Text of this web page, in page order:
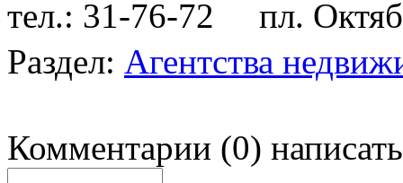
тел.: 31-76-72
пл.
Раздел: Агентства
Комментарии (0) написать